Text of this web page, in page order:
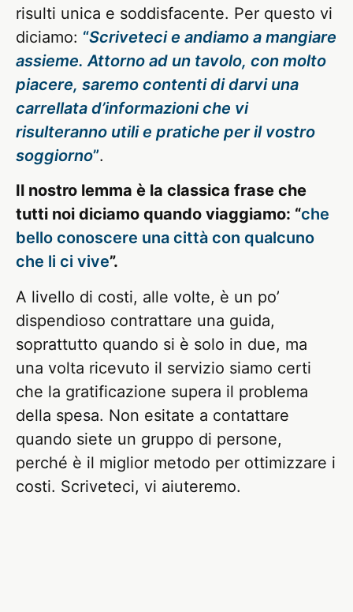
risulti unica e soddisfacente. Per questo vi
diciamo: “Scriveteci e andiamo a mangiare
assieme. Attorno ad un tavolo, con molto
piacere, saremo contenti di darvi una
carrellata d’informazioni che vi
risulteranno utili e pratiche per il vostro
soggiorno”.
Il nostro lemma è la classica frase che
tutti noi diciamo quando viaggiamo: “che
bello conoscere una città con qualcuno
che li ci vive”.
A livello di costi, alle volte, è un po’
dispendioso contrattare una guida,
soprattutto quando si è solo in due, ma
una volta ricevuto il servizio siamo certi
che la gratificazione supera il problema
della spesa. Non esitate a contattare
quando siete un gruppo di persone,
perché è il miglior metodo per ottimizzare i
costi. Scriveteci, vi aiuteremo.